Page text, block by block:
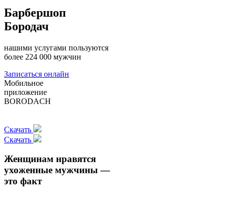
Барбершоп
Бородач
нашими услугами пользуются
более 224 000 мужчин
Записаться онлайн
Мобильное
приложение
BORODACH
Скачать
Скачать
Женщинам нравятся
ухоженные мужчины —
это факт